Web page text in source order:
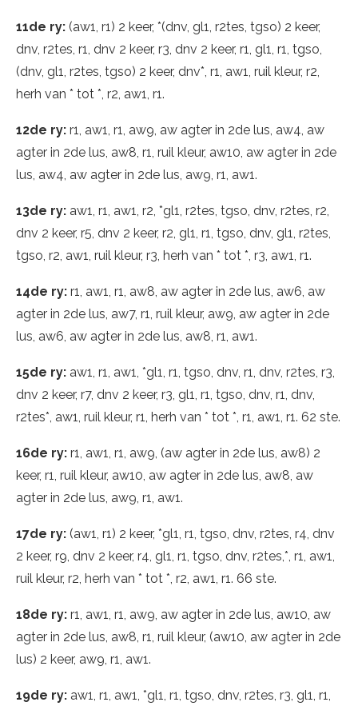
11de ry: (aw1, r1) 2 keer, *(dnv, gl1, r2tes, tgso) 2 keer,
dnv, r2tes, r1, dnv 2 keer, r3, dnv 2 keer, r1, gl1, r1, tgso,
(dnv, gl1, r2tes, tgso) 2 keer, dnv*, r1, aw1, ruil kleur, r2,
herh van * tot *, r2, aw1, r1.
12de ry: r1, aw1, r1, aw9, aw agter in 2de lus, aw4, aw
agter in 2de lus, aw8, r1, ruil kleur, aw10, aw agter in 2de
lus, aw4, aw agter in 2de lus, aw9, r1, aw1.
13de ry: aw1, r1, aw1, r2, *gl1, r2tes, tgso, dnv, r2tes, r2,
dnv 2 keer, r5, dnv 2 keer, r2, gl1, r1, tgso, dnv, gl1, r2tes,
tgso, r2, aw1, ruil kleur, r3, herh van * tot *, r3, aw1, r1.
14de ry: r1, aw1, r1, aw8, aw agter in 2de lus, aw6, aw
agter in 2de lus, aw7, r1, ruil kleur, aw9, aw agter in 2de
lus, aw6, aw agter in 2de lus, aw8, r1, aw1.
15de ry: aw1, r1, aw1, *gl1, r1, tgso, dnv, r1, dnv, r2tes, r3,
dnv 2 keer, r7, dnv 2 keer, r3, gl1, r1, tgso, dnv, r1, dnv,
r2tes*, aw1, ruil kleur, r1, herh van * tot *, r1, aw1, r1. 62 ste.
16de ry: r1, aw1, r1, aw9, (aw agter in 2de lus, aw8) 2
keer, r1, ruil kleur, aw10, aw agter in 2de lus, aw8, aw
agter in 2de lus, aw9, r1, aw1.
17de ry: (aw1, r1) 2 keer, *gl1, r1, tgso, dnv, r2tes, r4, dnv
2 keer, r9, dnv 2 keer, r4, gl1, r1, tgso, dnv, r2tes,*, r1, aw1,
ruil kleur, r2, herh van * tot *, r2, aw1, r1. 66 ste.
18de ry: r1, aw1, r1, aw9, aw agter in 2de lus, aw10, aw
agter in 2de lus, aw8, r1, ruil kleur, (aw10, aw agter in 2de
lus) 2 keer, aw9, r1, aw1.
19de ry: aw1, r1, aw1, *gl1, r1, tgso, dnv, r2tes, r3, gl1, r1,